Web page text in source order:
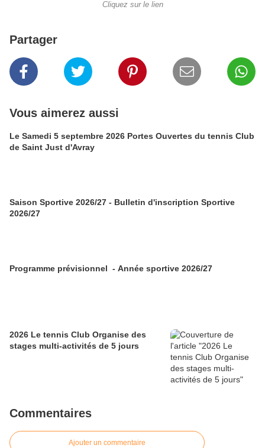
Cliquez sur le lien
Partager
Vous aimerez aussi
Le Samedi 5 septembre 2026 Portes Ouvertes du tennis Club
de Saint Just d'Avray
Saison Sportive 2026/27 - Bulletin d'inscription Sportive
2026/27
Programme prévisionnel - Année sportive 2026/27
2026 Le tennis Club Organise des
stages multi-activités de 5 jours
Commentaires
Ajouter un commentaire